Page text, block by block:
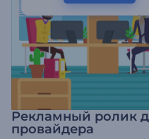
Рекламный ролик
провайдера